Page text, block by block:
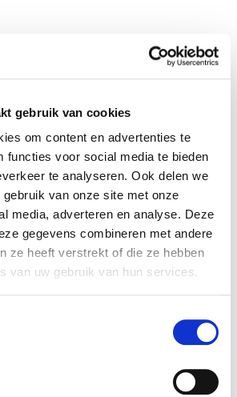
gebruik van cookies
om content en advertenties te
functies voor social media te bieden
te analyseren. Ook delen we
van onze site met onze
media, adverteren en analyse. Deze
gegevens combineren met andere
ze heeft verstrekt of die ze hebben
van uw gebruik van hun services.
Aantal
bij "gerelateerd"